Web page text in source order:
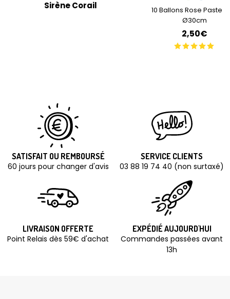
Sirène Corail
10 Ballons Rose Pastel
Ø30cm
2,50€
SATISFAIT OU REMBOURSÉ
60 jours pour changer d'avis
SERVICE CLIENTS
03 88 19 74 40 (non surtaxé)
LIVRAISON OFFERTE
Point Relais dès 59€ d'achat
EXPÉDIÉ AUJOURD'HUI
Commandes passées avant
13h